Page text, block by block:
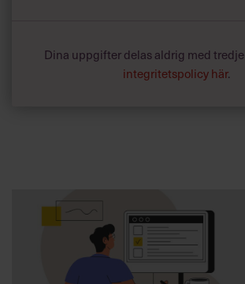
Dina uppgifter delas aldrig med
integritetspolicy här.